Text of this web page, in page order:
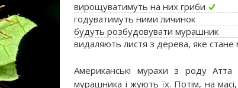
вирощуватимуть на них гриби
годуватимуть ними личинок
будуть розбудовувати мурашник
видаляють листя з дерева, яке
Американські мурахи з роду Атта
мурашника і жують їх. Потім, на